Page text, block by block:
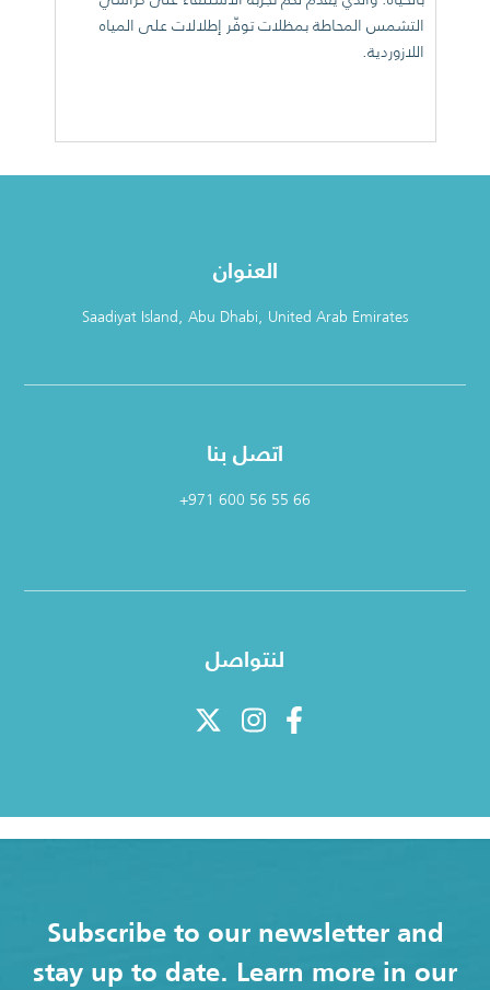
التشمس المحاطة بمظلات توفّر إطلالات على المياه
اللازوردية.
العنوان
Saadiyat Island, Abu Dhabi, United Arab Emirates
اتصل بنا
+971 600 56 55 66
لنتواصل
Subscribe to our newsletter and
stay up to date. Learn more in our